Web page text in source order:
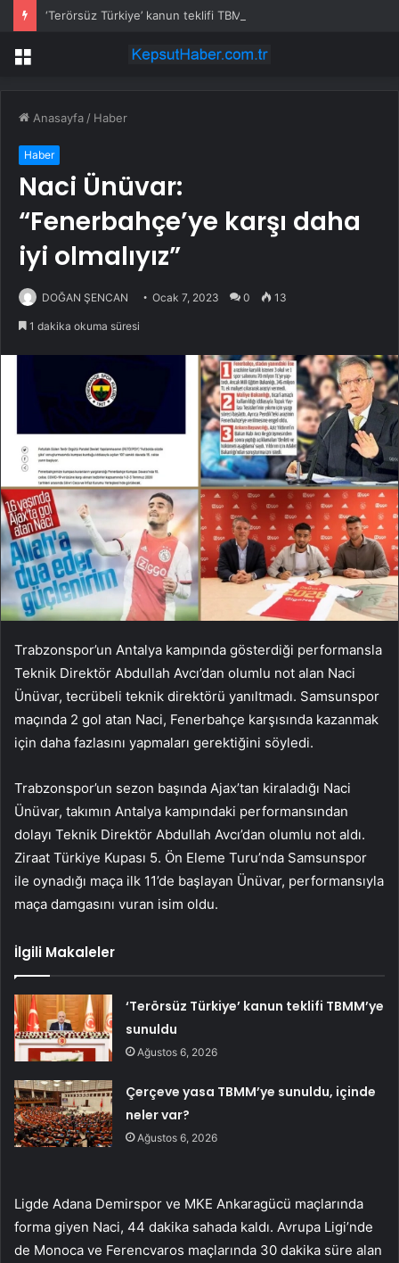
‘Terörsüz Türkiye’ kanun teklifi TBMM’ye sunuldu
Menü
Anasayfa / Haber
Haber
Naci Ünüvar:
“Fenerbahçe’ye karşı daha
iyi olmalıyız”
DOĞAN ŞENCAN Ocak 7, 2023 0 13
1 dakika okuma süresi
Trabzonspor’un Antalya kampında gösterdiği performansla
Teknik Direktör Abdullah Avcı’dan olumlu not alan Naci
Ünüvar, tecrübeli teknik direktörü yanıltmadı. Samsunspor
maçında 2 gol atan Naci, Fenerbahçe karşısında kazanmak
için daha fazlasını yapmaları gerektiğini söyledi.
Trabzonspor’un sezon başında Ajax’tan kiraladığı Naci
Ünüvar, takımın Antalya kampındaki performansından
dolayı Teknik Direktör Abdullah Avcı’dan olumlu not aldı.
Ziraat Türkiye Kupası 5. Ön Eleme Turu’nda Samsunspor
ile oynadığı maça ilk 11’de başlayan Ünüvar, performansıyla
maça damgasını vuran isim oldu.
İlgili Makaleler
‘Terörsüz Türkiye’ kanun teklifi TBMM’ye
sunuldu
Ağustos 6, 2026
Çerçeve yasa TBMM’ye sunuldu, içinde
neler var?
Ağustos 6, 2026
Ligde Adana Demirspor ve MKE Ankaragücü maçlarında
forma giyen Naci, 44 dakika sahada kaldı. Avrupa Ligi’nde
de Monoca ve Ferencvaros maçlarında 30 dakika süre alan